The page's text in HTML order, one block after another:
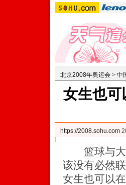
北京2008年奥运会 > 中
女生也可
https://2008.sohu.com
篮球与大
该没有必然
女生也可以